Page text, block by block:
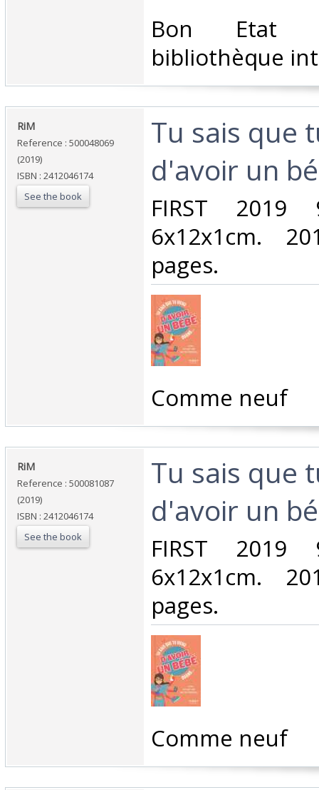
‎Bon Etat
bibliothèque
‎RiM‎
Reference : 500048069
(2019)
ISBN : 2412046174
See the book
‎Tu sais que
d'avoir un
‎FIRST
6x12x1cm.
pages.‎
‎Comme neuf‎
‎RiM‎
Reference : 500081087
(2019)
ISBN : 2412046174
See the book
‎Tu sais que
d'avoir un
‎FIRST
6x12x1cm.
pages.‎
‎Comme neuf‎